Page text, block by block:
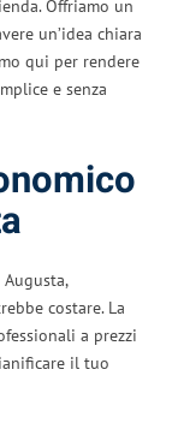
Offriamo un
un’idea chiara
qui per rendere
e senza
costare. La
a prezzi
il tuo